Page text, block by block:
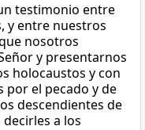
testimonio entre
y entre nuestros
nosotros
y presentarnos
holocaustos y con
por el pecado y de
descendientes de
a los